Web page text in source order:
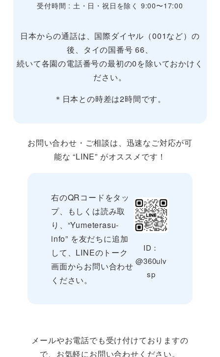
受付時間 : 土・日・祝日を除く 9:00〜17:00
日本からの通話は、国際ダイヤル（001など）の
後、タイの国番号 66、
続いて各園の電話番号の最初の0を除いておかけく
ださい。
＊日本との時差は2時間です。
お問い合わせ・ご相談は、迅速なご対応が可
能な “LINE” がオススメです！
右のQRコードをタッ
プ、もしくは読み取
り、“Yumeterasu-
info” を友だちに追加
して、LINEのトーク
画面からお問い合わせ
ください。
ID：
@360ulv
sp
メールやお電話でも受け付けておりますの
で、お気軽にお問い合わせください。